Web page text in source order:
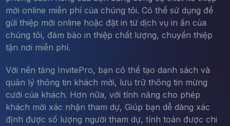
mời online miễn phí của chúng tôi. Có thể sử dụng để
gửi thiệp mời online hoặc đặt in từ dịch vụ in ấn của
chúng tôi, đảm bảo in thiệp chất lượng, chuyển thiệp
tận nơi miễn phí.
Với nền tảng InvitePro, bạn có thể tạo danh sách và
quản lý thông tin khách mời, lưu trữ thông tin mừng
cưới của khách. Hơn nữa, với tính năng cho phép
khách mời xác nhận tham dự, Giúp bạn dễ dàng xác
định được số lượng người tham dự, tính toán được chi